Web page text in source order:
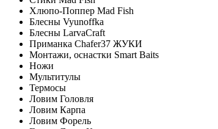
Хлюпо-Поппер Mad Fish
Блесны Vyunoffka
Блесны LarvaCraft
Приманка Chafer37 ЖУКИ
Монтажи, оснастки Smart Baits
Ножи
Мультитулы
Термосы
Ловим Головля
Ловим Карпа
Ловим Форель